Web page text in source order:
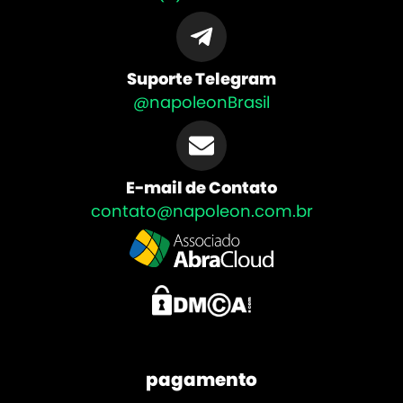
Suporte Telegram
@napoleonBrasil
E-mail de Contato
contato@napoleon.com.br
pagamento